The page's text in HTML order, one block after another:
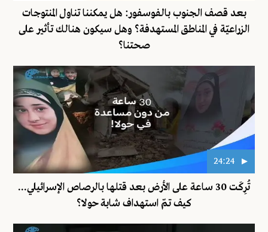
بعد قصف الجنوب بالفوسفور: هل يمكننا تناول المنتوجات
الزراعيّة في المناطق المستهدفة؟ وهل سيكون هنالك تأثير على
صحتنا؟
24:24
تُرِكَت 30 ساعة على الأرض بعد قتلها بالرصاص الإسرائيلي...
كيف تمّ استهداف شابة حولا؟